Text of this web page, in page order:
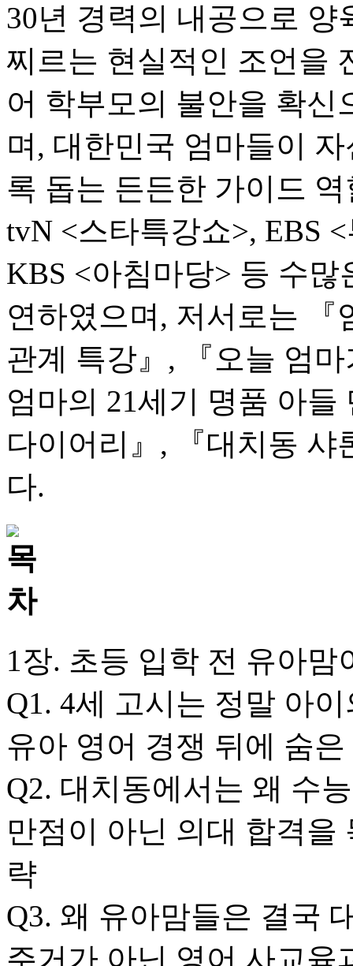
30년 경력의 내공으로
찌르는 현실적인 조언을
어 학부모의 불안을 확신
며, 대한민국 엄마들이
록 돕는 든든한 가이드
tvN <스타특강쇼>, EBS
KBS <아침마당> 등 수
연하였으며, 저서로는 『
관계 특강』, 『오늘 엄
엄마의 21세기 명품 아
다이어리』, 『대치동 샤
다.
1장. 초등 입학 전 유아맘
Q1. 4세 고시는 정말 아
유아 영어 경쟁 뒤에 숨
Q2. 대치동에서는 왜 수
만점이 아닌 의대 합격을
략
Q3. 왜 유아맘들은 결국
주거가 아닌 영어 사교육